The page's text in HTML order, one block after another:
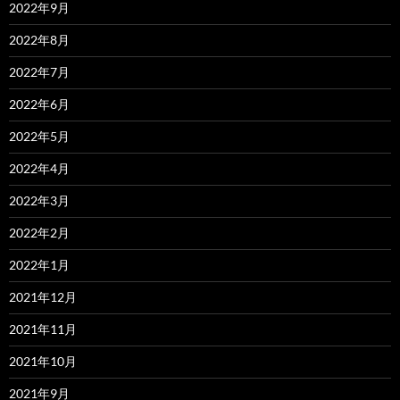
2022年9月
2022年8月
2022年7月
2022年6月
2022年5月
2022年4月
2022年3月
2022年2月
2022年1月
2021年12月
2021年11月
2021年10月
2021年9月